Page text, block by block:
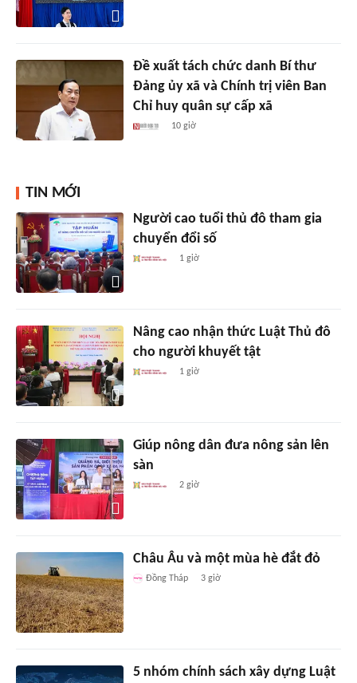
Đề xuất tách chức danh Bí thư
Đảng ủy xã và Chính trị viên Ban
Chỉ huy quân sự cấp xã
10 giờ
TIN MỚI
Người cao tuổi thủ đô tham gia
chuyển đổi số
1 giờ
Nâng cao nhận thức Luật Thủ đô
cho người khuyết tật
1 giờ
Giúp nông dân đưa nông sản lên
sàn
2 giờ
Châu Âu và một mùa hè đắt đỏ
Đồng Tháp 3 giờ
5 nhóm chính sách xây dựng Luật